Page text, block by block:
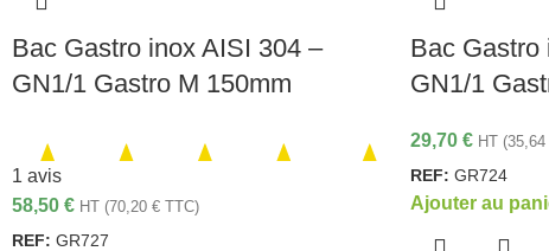
Bac Gastro inox AISI 304 –
GN1/1 Gastro M 150mm
1 avis
58,50 € HT (70,20 € TTC)
REF: GR727
Bac Gastro
GN1/1
29,70 € HT (35,64
REF: GR724
Ajouter au